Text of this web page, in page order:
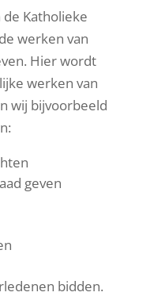
Katholieke
werken van
Hier wordt
werken van
wij bijvoorbeeld
geven
bidden.